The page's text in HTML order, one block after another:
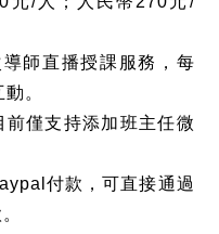
師直播授課服務，每
。
僅支持添加班主任微
付款，可直接通過